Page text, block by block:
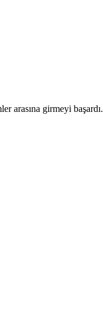
arasına girmeyi başardı.